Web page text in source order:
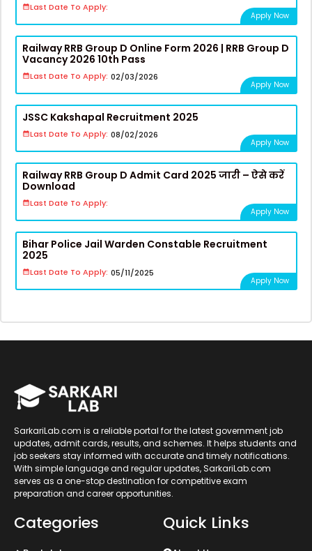
Last Date To Apply:
Apply Now
Railway RRB Group D Online Form 2026 | RRB Group D
Vacancy 2026 10th Pass
Last Date To Apply: 02/03/2026
Apply Now
JSSC Kakshapal Recruitment 2025
Last Date To Apply: 08/02/2026
Apply Now
Railway RRB Group D Admit Card 2025 जारी – ऐसे करें
Download
Last Date To Apply:
Apply Now
Bihar Police Jail Warden Constable Recruitment
2025
Last Date To Apply: 05/11/2025
Apply Now
SarkariLab.com is a reliable portal for the latest government job
updates, admit cards, results, and schemes. It helps students and
job seekers stay informed with accurate and timely notifications.
With simple language and regular updates, SarkariLab.com
serves as a one-stop destination for competitive exam
preparation and career opportunities.
Categories Quick Links